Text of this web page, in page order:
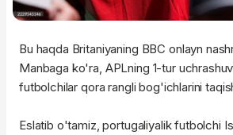
Bu haqda Britaniyaning BBC onlayn
Manbaga ko'ra, APLning 1-tur
futbolchilar qora rangli bog'ichlarini
Eslatib o'tamiz, portugaliyalik futbolchi